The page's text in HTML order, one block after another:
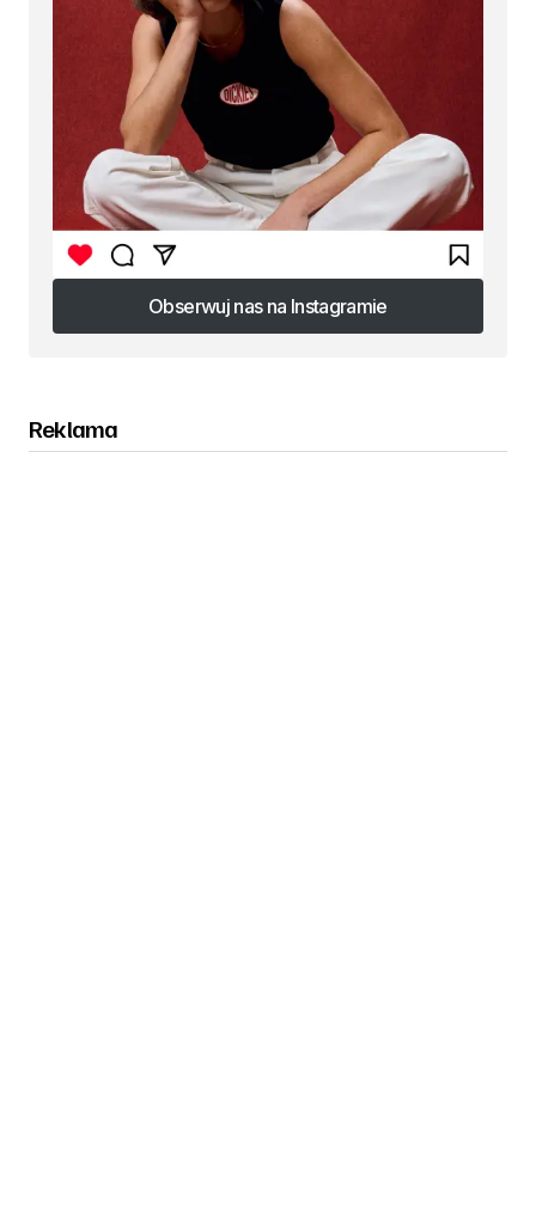
Obserwuj nas na Instagramie
Obserwuj nas na Instagramie
Reklama